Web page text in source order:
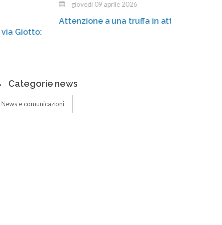
giovedì 09 aprile 2026
Attenzione a una truffa in atto!
Categorie news
News e comunicazioni